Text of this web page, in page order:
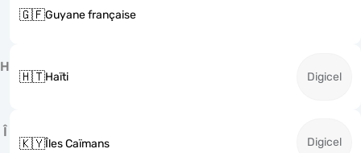
🇬🇫Guyane française
H
🇭🇹Haïti Digicel
Î
🇰🇾Îles Caïmans Digicel